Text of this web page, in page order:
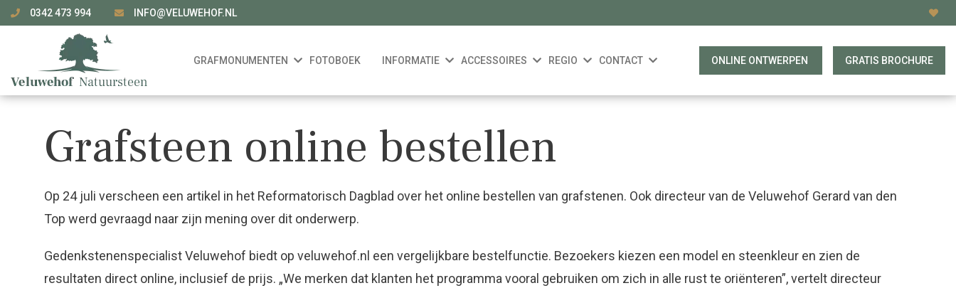
0342 473 994 INFO@VELUWEHOF.NL
GRAFMONUMENTEN FOTOBOEK INFORMATIE ACCESSOIRES REGIO CONTACT ONLINE ONTWERPEN GRATIS BROCHURE
Grafsteen online bestellen
Op 24 juli verscheen een artikel in het Reformatorisch Dagblad over het online bestellen van grafstenen. Ook directeur van de Veluwehof Gerard van den
Top werd gevraagd naar zijn mening over dit onderwerp.
Gedenkstenenspecialist Veluwehof biedt op veluwehof.nl een vergelijkbare bestelfunctie. Bezoekers kiezen een model en steenkleur en zien de
resultaten direct online, inclusief de prijs. „We merken dat klanten het programma vooral gebruiken om zich in alle rust te oriënteren”, vertelt directeur